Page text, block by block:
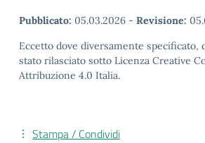
Pubblicato: 05.03.2026 - Revisione:
Eccetto dove diversamente specificato,
stato rilasciato sotto Licenza Creative
Attribuzione 4.0 Italia.
Stampa / Condividi